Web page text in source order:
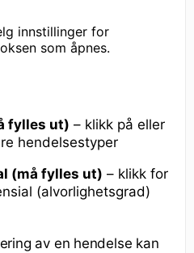
innstillinger for
som åpnes.
fylles ut) – klikk på eller
hendelsestyper
(må fylles ut) – klikk for
(alvorlighetsgrad)
av en hendelse kan